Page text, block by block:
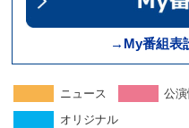
→My番組表
ニュース 公
オリジナル